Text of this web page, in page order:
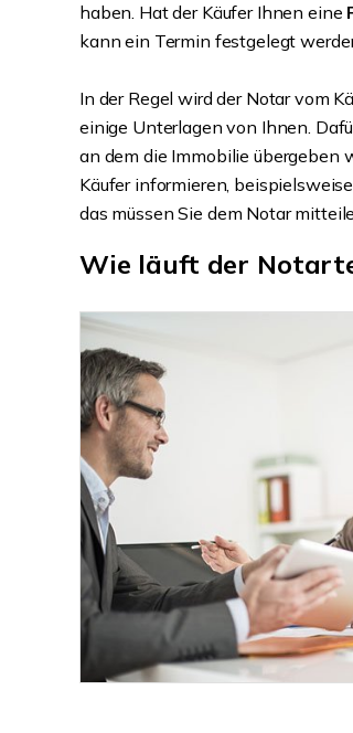
haben. Hat der Käufer Ihnen eine
kann ein Termin festgelegt
In der Regel wird der Notar vom
einige Unterlagen von Ihnen.
an dem die Immobilie übergeben
Käufer informieren,
das müssen Sie dem Notar
Wie läuft der